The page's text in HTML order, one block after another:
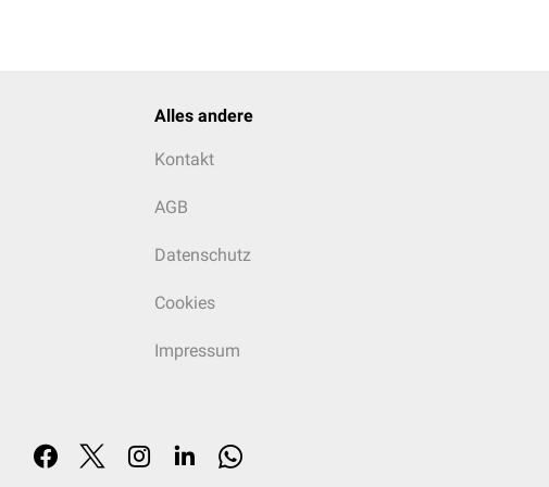
Alles andere
Kontakt
AGB
Datenschutz
Cookies
Impressum